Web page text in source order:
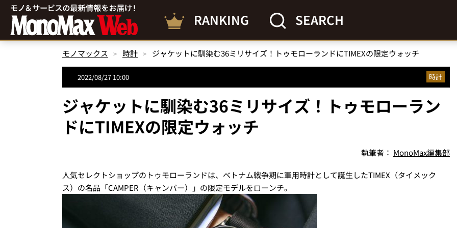
RANKING SEARCH
モノマックス 時計 ジャケットに馴染む36ミリサイズ！トゥモローランドにTIMEXの限定ウォッチ
2022/08/27 10:00 時計
ジャケットに馴染む36ミリサイズ！トゥモローラン
ドにTIMEXの限定ウォッチ
執筆者： MonoMax編集部
人気セレクトショップのトゥモローランドは、ベトナム戦争期に軍用時計として誕生したTIMEX（タイメック
ス）の名品「CAMPER（キャンパー）」の限定モデルをローンチ。